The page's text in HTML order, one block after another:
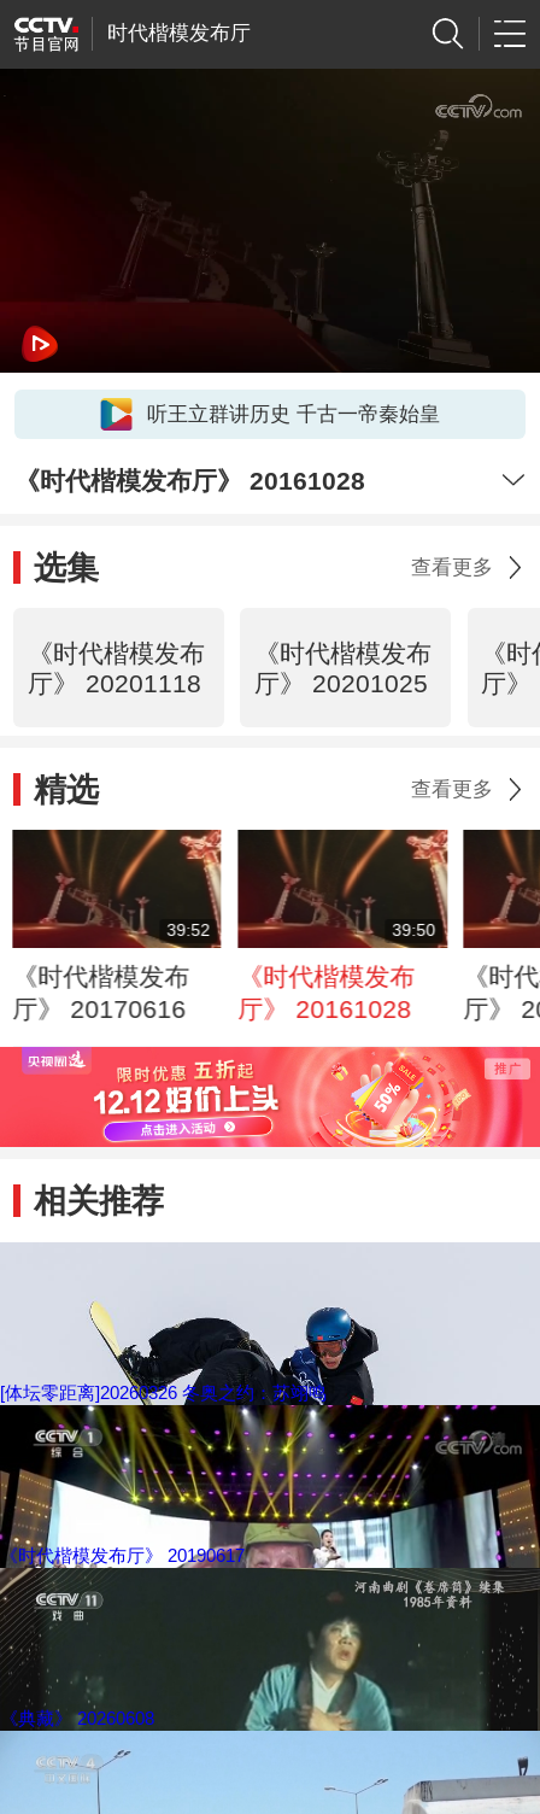
时代楷模发布厅
听王立群讲历史 千古一帝秦始皇
《时代楷模发布厅》 20161028
选集 查看更多
《时代楷模发布
厅》 20201118
《时代楷模发布
厅》 20201025
《
厅》
精选 查看更多
39:52
《时代楷模发布
厅》 20170616
39:50
《时代楷模发布
厅》 20161028
《时
厅》
相关推荐
[体坛零距离]20260326 冬奥之约：苏翊鸣
《时代楷模发布厅》 20190617
《典藏》 20260608